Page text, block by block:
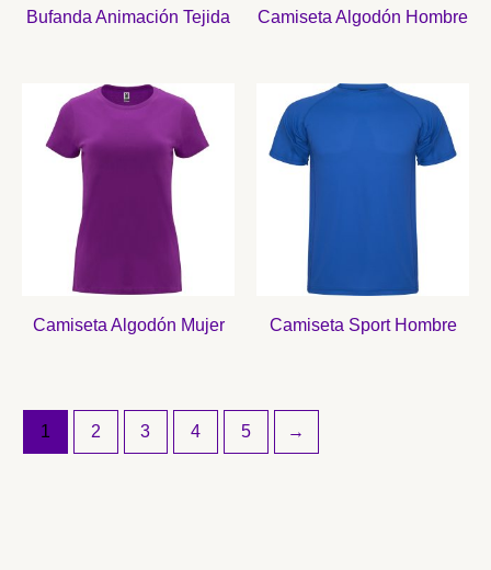
Bufanda Animación Tejida Camiseta Algodón Hombre
Camiseta Algodón Mujer Camiseta Sport Hombre
1 2 3 4 5 →